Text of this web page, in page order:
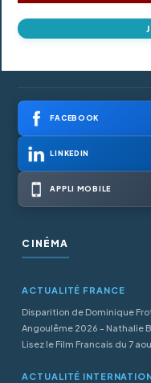
FACEBOOK
LINKEDIN
APPLI MOBILE
CINÉMA
ACTUALITÉ FRANCE
Disparition de Dominique
Angoulême 2026 - Nathalie
Lisez le Film Francais du 7
ACTUALITÉ